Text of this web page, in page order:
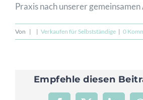
KONTAKT
Praxis nach unserer
Von | | Verkaufen für Selbstständige | 0
Empfehle diesen